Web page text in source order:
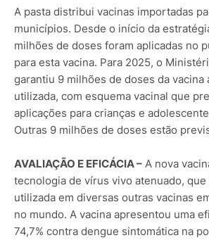
A pasta distribui vacinas importadas
municípios. Desde o início da
milhões de doses foram aplicadas no
para esta vacina. Para 2025, o
garantiu 9 milhões de doses da vacina
utilizada, com esquema vacinal que
aplicações para crianças e
Outras 9 milhões de doses estão
AVALIAÇÃO E EFICÁCIA – A nova
tecnologia de vírus vivo atenuado, que
utilizada em diversas outras vacinas
no mundo. A vacina apresentou uma
74,7% contra dengue sintomática na